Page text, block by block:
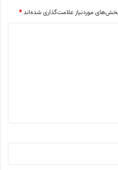
موردنیاز علامت‌گذاری شده‌اند*